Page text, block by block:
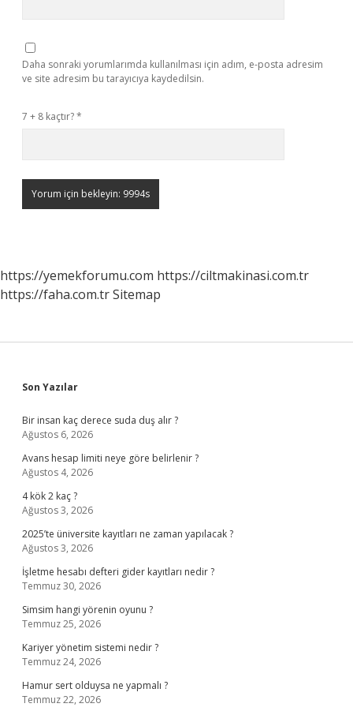
Daha sonraki yorumlarımda kullanılması için adım, e-posta adresim
ve site adresim bu tarayıcıya kaydedilsin.
7 + 8 kaçtır?*
https://yemekforumu.com https://ciltmakinasi.com.tr
https://faha.com.trSitemap
Sidebar
Son Yazılar
Bir insan kaç derece suda duş alır ?
Ağustos 6, 2026
Avans hesap limiti neye göre belirlenir ?
Ağustos 4, 2026
4 kök 2 kaç ?
Ağustos 3, 2026
2025’te üniversite kayıtları ne zaman yapılacak ?
Ağustos 3, 2026
İşletme hesabı defteri gider kayıtları nedir ?
Temmuz 30, 2026
Simsim hangi yörenin oyunu ?
Temmuz 25, 2026
Kariyer yönetim sistemi nedir ?
Temmuz 24, 2026
Hamur sert olduysa ne yapmalı ?
Temmuz 22, 2026